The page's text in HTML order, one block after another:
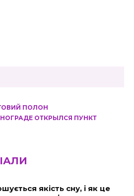
ПОЛОН
ОТКРЫЛСЯ ПУНКТ
якість сну, і як це